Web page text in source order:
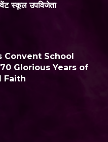
स्कूल उपविजेता
Convent School
Glorious Years of
Faith